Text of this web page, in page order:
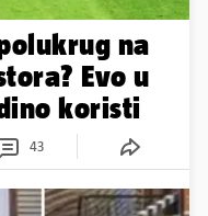
na
Evo u
koristi
43